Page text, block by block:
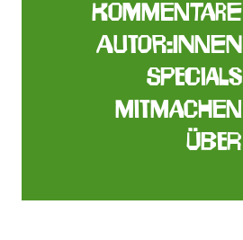
Kommentare
Autor:innen
Specials
Mitmachen
Über